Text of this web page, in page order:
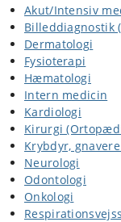
Akut/Intensiv
Billeddiagnostik
Dermatologi
Fysioterapi
Hæmatologi
Intern medicin
Kardiologi
Kirurgi
Krybdyr,
Neurologi
Odontologi
Onkologi